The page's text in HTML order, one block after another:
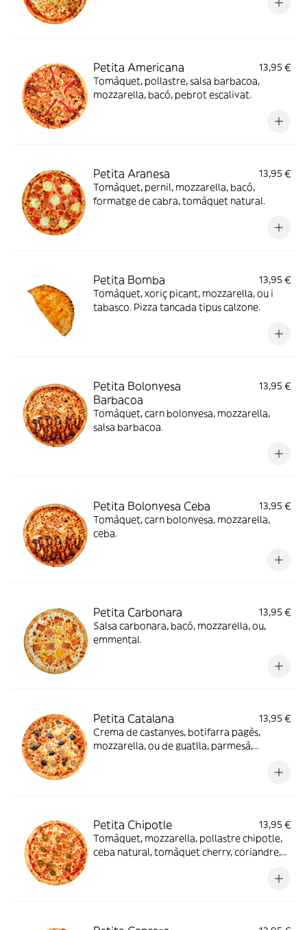
Petita Americana
13,95 €
Tomàquet, pollastre, salsa barbacoa,
mozzarella, bacó, pebrot escalivat.
Petita Aranesa
13,95 €
Tomàquet, pernil, mozzarella, bacó,
formatge de cabra, tomàquet natural.
Petita Bomba
13,95 €
Tomàquet, xoriç picant, mozzarella, ou i
tabasco. Pizza tancada tipus calzone.
Petita Bolonyesa
Barbacoa
13,95 €
Tomàquet, carn bolonyesa, mozzarella,
salsa barbacoa.
Petita Bolonyesa Ceba
13,95 €
Tomàquet, carn bolonyesa, mozzarella,
ceba.
Petita Carbonara
13,95 €
Salsa carbonara, bacó, mozzarella, ou,
emmental.
Petita Catalana
13,95 €
Crema de castanyes, botifarra pagès,
mozzarella, ou de guatlla, parmesà,
Petita Chipotle
13,95 €
Tomàquet, mozzarella, pollastre chipotle,
ceba natural, tomàquet cherry, coriandre,